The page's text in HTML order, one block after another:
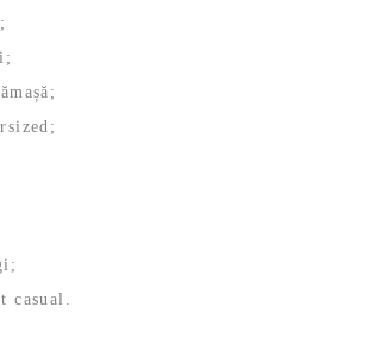
casual.